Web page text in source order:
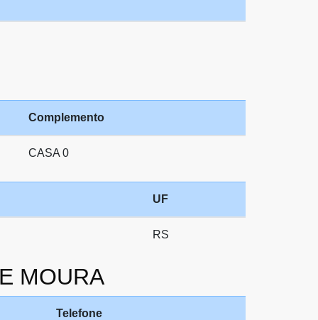
Complemento
CASA 0
UF
RS
MOURA
Telefone